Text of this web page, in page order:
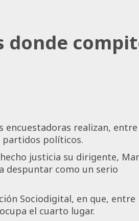
donde
encuestadoras realizan, entre
partidos políticos.
justicia su dirigente,
despuntar como un serio
Sociodigital, en que, entre
el cuarto lugar.